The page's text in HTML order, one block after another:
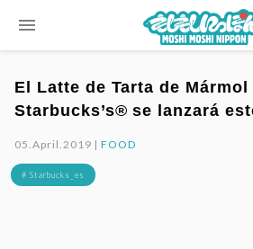
menu
El Latte de Tarta de Mármol
Starbucks’s® se lanzará
05.April.2019 |FOOD
# Starbucks_es